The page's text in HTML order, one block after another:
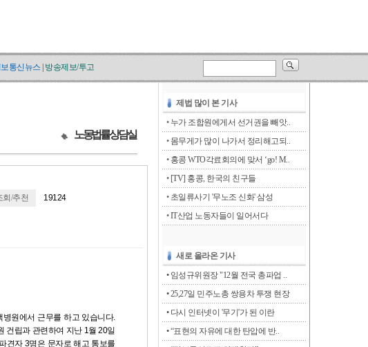
보통신뉴스 방송제보/투고
노동법률상담실
회/추천
19124
원에서 근무를 하고 있습니다.
건립과 관련하여 지난 1월 20일
견자 3명은 문자로 해고 통보를
제법 많이 본 기사
• 누가 조합원에게서 선거권을 빼앗..
• 몸무게가 많이 나가서 정리해고되..
• 홍콩 WTO각료회의에 맞서 ‘go! M..
• [TV] 홍콩, 한국의 친구들
• 초일류사기 '무노조 신화' 삼성
•IT산업 노동자들이 일어서다
새로 올라온 기사
• 임성규위원장 "12월 전국 총파업 ..
• 25,27일 민주노총 쌍용차 투쟁 현장
• 다시 인터넷이 '무기'가 된 이란
• “표현의 자유에 대한 탄압에 반..